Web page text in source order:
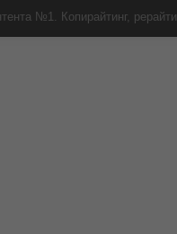
№1. Копирайтинг,